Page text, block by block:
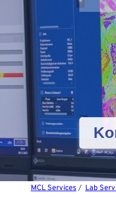
MCL Services/ Lab